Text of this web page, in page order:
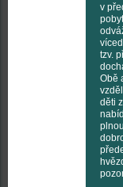
v
tzv.
Obě
děti